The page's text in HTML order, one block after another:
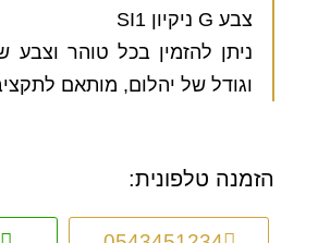
צבע G ניקיון SI1
ניתן להזמין בכל טוהר וצבע
וגודל של יהלום, מותאם
הזמנה טלפונית: